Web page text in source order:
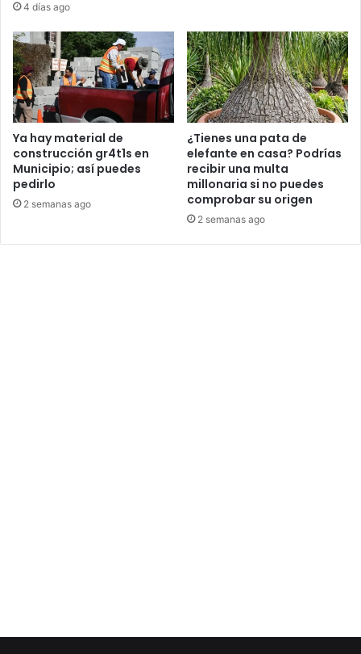
4 días ago
Ya hay material de
construcción gr4t1s en
Municipio; así puedes
pedirlo
2 semanas ago
¿Tienes una pata de
elefante en casa? Podrías
recibir una multa
millonaria si no puedes
comprobar su origen
2 semanas ago